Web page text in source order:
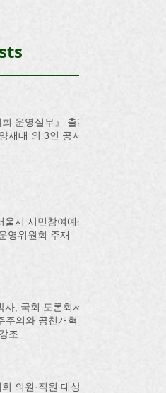
회 운영실무』 출간
재대 외 3인 공저)
울시 시민참여예산
영위원회 주재
사, 국회 토론회서
주의와 공천개혁
조
의원·직원 대상